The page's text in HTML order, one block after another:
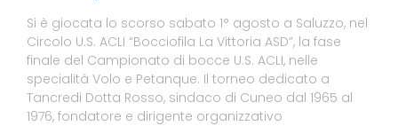
Si è giocata lo scorso sabato 1° agosto a Saluzzo, nel
Circolo U.S. ACLI “Bocciofila La Vittoria ASD”, la fase
finale del Campionato di bocce U.S. ACLI, nelle
specialità Volo e Petanque. Il torneo dedicato a
Tancredi Dotta Rosso, sindaco di Cuneo dal 1965 al
1976, fondatore e dirigente organizzativo